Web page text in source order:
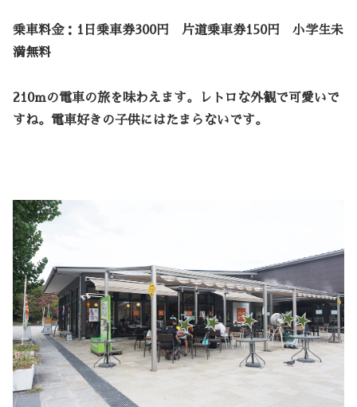
乗車料金：1日乗車券300円 片道乗車券150円 小学生未
満無料
210mの電車の旅を味わえます。レトロな外観で可愛いで
すね。電車好きの子供にはたまらないです。